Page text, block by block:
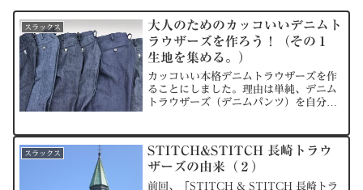
スラックス
大人のためのカッコいいデニムト
ラウザーズを作ろう！（その１
生地を集める。）
カッコいい本格デニムトラウザーズを作
ることにしました。理由は単純、デニム
トラウザーズ（デニムパンツ）を自分で
もしくは自身で作ったト...
スラックス
STITCH&STITCH 長崎トラウ
ザーズの由来（２）
前回、「STITCH & STITCH 長崎トラ